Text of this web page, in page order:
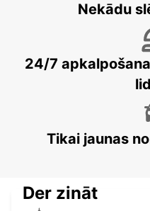
LISABONA LIDOSTA
LISBON GARE DO
STATION
LISBOA - PORTUGAL
Nekādu
24/7
Tikai jaunas
Der zināt